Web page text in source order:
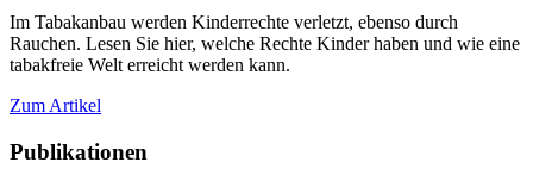
Im Tabakanbau werden Kinderrechte verletzt, ebenso durch
Rauchen. Lesen Sie hier, welche Rechte Kinder haben und wie eine
tabakfreie Welt erreicht werden kann.
Zum Artikel
Publikationen